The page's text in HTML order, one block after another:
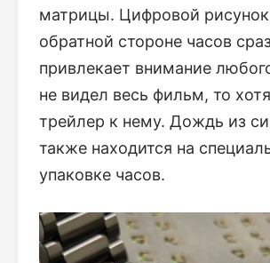
матрицы. Цифровой
обратной стороне часов
привлекает внимание
не видел весь фильм, то
трейлер к нему. Дождь из
также находится на
упаковке часов.